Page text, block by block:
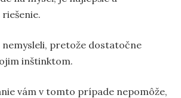
pretože dostatočne
inštinktom.
vám v tomto prípade nepomôže,